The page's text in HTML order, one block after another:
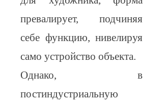
превалирует, подчиняя
себе функцию, нивелируя
само устройство объекта.
Однако, в
постиндустриальную